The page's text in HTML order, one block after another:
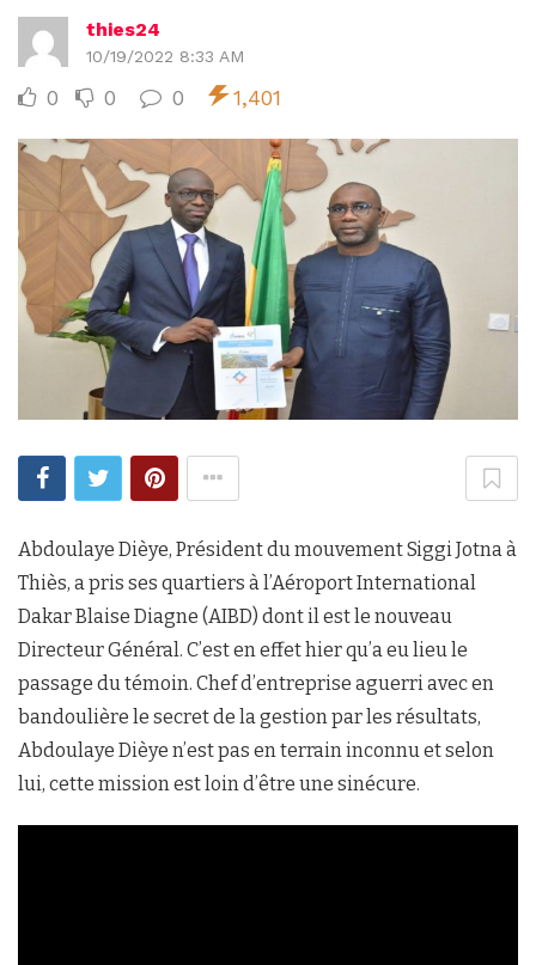
thies24
10/19/2022 8:33 AM
0 0 0 1,401
Abdoulaye Dièye, Président du mouvement Siggi Jotna à
Thiès, a pris ses quartiers à l’Aéroport International
Dakar Blaise Diagne (AIBD) dont il est le nouveau
Directeur Général. C’est en effet hier qu’a eu lieu le
passage du témoin. Chef d’entreprise aguerri avec en
bandoulière le secret de la gestion par les résultats,
Abdoulaye Dièye n’est pas en terrain inconnu et selon
lui, cette mission est loin d’être une sinécure.